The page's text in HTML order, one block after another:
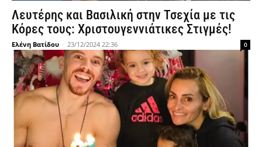
Λευτέρης και Βασιλική στην Τσεχία με τις
Κόρες τους: Χριστουγεννιάτικες Στιγμές!
Ελένη Βατίδου - 23/12/2024 22:36 0